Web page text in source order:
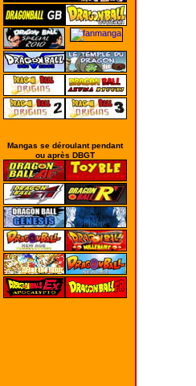
Mangas se déroulant pendant
ou après DBGT